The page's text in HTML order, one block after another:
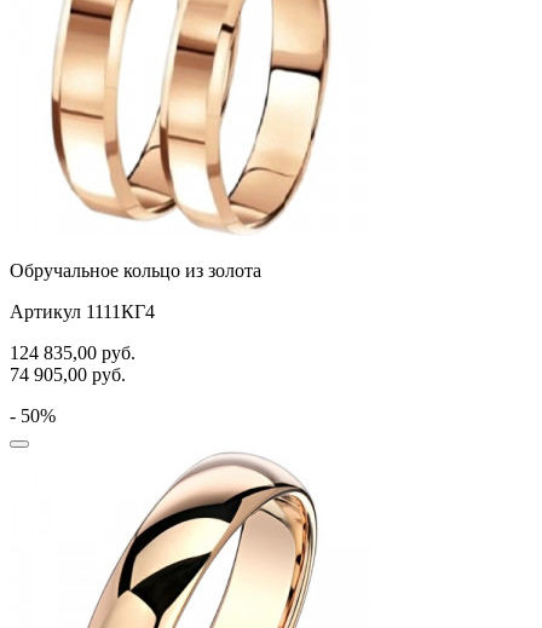
Обручальное кольцо из золота
Артикул 1111КГ4
124 835,00 руб.
74 905,00 руб.
- 50%